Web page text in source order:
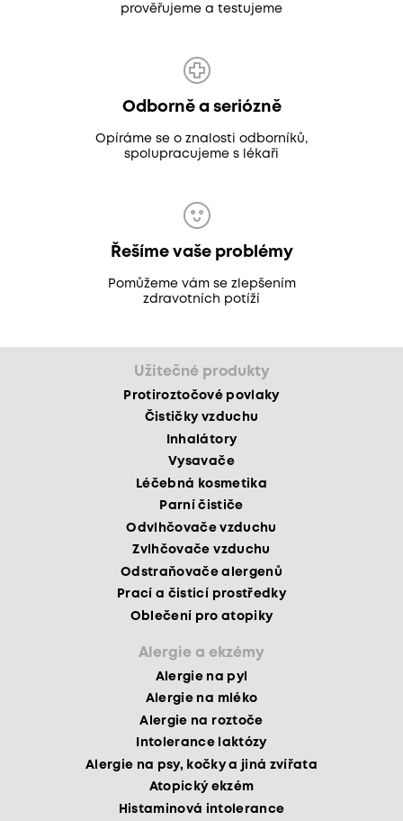
prověřujeme a testujeme
Odborně a seriózně
Opíráme se o znalosti odborníků,
spolupracujeme s lékaři
Řešíme vaše problémy
Pomůžeme vám se zlepšením
zdravotních potíží
Užitečné produkty
Protiroztočové povlaky
Čističky vzduchu
Inhalátory
Vysavače
Léčebná kosmetika
Parní čističe
Odvlhčovače vzduchu
Zvlhčovače vzduchu
Odstraňovače alergenů
Prací a čisticí prostředky
Oblečení pro atopiky
Alergie a ekzémy
Alergie na pyl
Alergie na mléko
Alergie na roztoče
Intolerance laktózy
Alergie na psy, kočky a jiná zvířata
Atopický ekzém
Histaminová intolerance